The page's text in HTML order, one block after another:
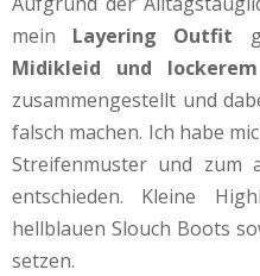
mein Layering Outfit
Midikleid und
zusammengestellt und
falsch machen. Ich habe
Streifenmuster und zum
entschieden. Kleine
hellblauen Slouch Boots
setzen.